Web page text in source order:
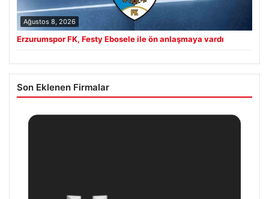
Ağustos 8, 2026
Erzurumspor FK, Festy Ebosele ile ön anlaşmaya vardı
Son Eklenen Firmalar